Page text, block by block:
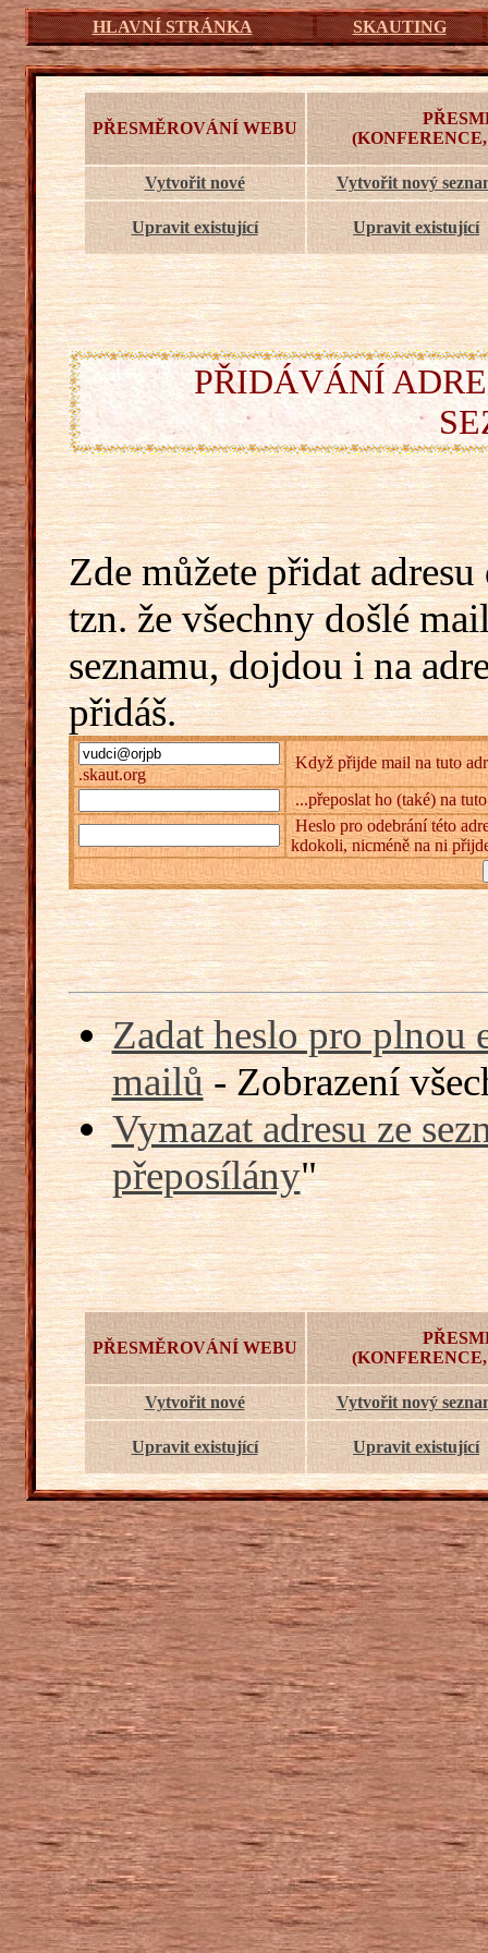
HLAVNÍ STRÁNKA SKAUTING
PŘESMĚROVÁNÍ WEBU
Vytvořit nové Vytvořit nový
Upravit existující Upravit existující
PŘIDÁVÁNÍ
Zde můžete přidat
tzn. že všechny došlé
seznamu, dojdou i na
přidáš.
.skaut.org
Když přijde mail na tuto
...přeposlat ho (také) na
Heslo pro odebrání této
kdokoli, nicméně na ni
Zadat heslo pro plnou
mailů- Zobrazení
Vymazat adresu ze
přeposílány"
PŘESMĚROVÁNÍ WEBU
Vytvořit nové Vytvořit nový
Upravit existující Upravit existující